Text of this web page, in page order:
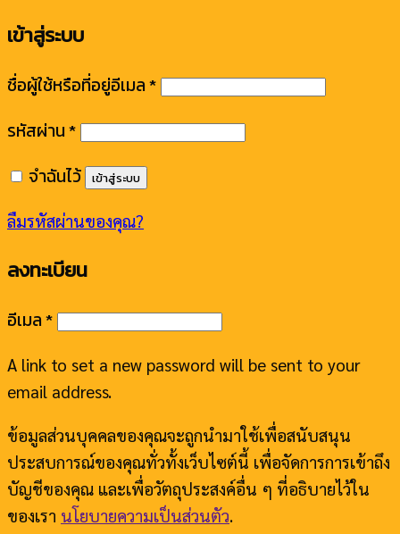
เข้าสู่ระบบ
ชื่อผู้ใช้หรือที่อยู่อีเมล*
รหัสผ่าน*
จำฉันไว้ เข้าสู่ระบบ
ลืมรหัสผ่านของคุณ?
ลงทะเบียน
อีเมล*
A link to set a new password will be sent to your
email address.
ข้อมูลส่วนบุคคลของคุณจะถูกนำมาใช้เพื่อสนับสนุน
ประสบการณ์ของคุณทั่วทั้งเว็บไซต์นี้ เพื่อจัดการการเข้าถึง
บัญชีของคุณ และเพื่อวัตถุประสงค์อื่น ๆ ที่อธิบายไว้ใน
ของเรา นโยบายความเป็นส่วนตัว.